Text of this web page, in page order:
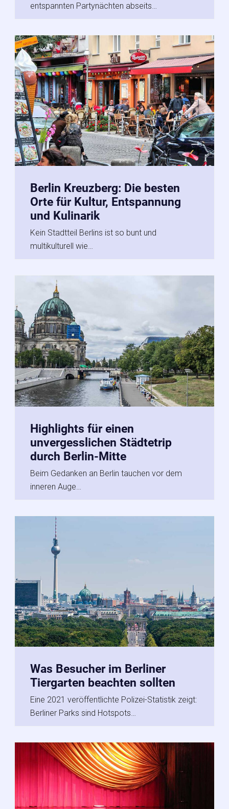
entspannten Partynächten abseits…
Berlin Kreuzberg: Die besten
Orte für Kultur, Entspannung
und Kulinarik
Kein Stadtteil Berlins ist so bunt und
multikulturell wie…
Highlights für einen
unvergesslichen Städtetrip
durch Berlin-Mitte
Beim Gedanken an Berlin tauchen vor dem
inneren Auge…
Was Besucher im Berliner
Tiergarten beachten sollten
Eine 2021 veröffentlichte Polizei-Statistik zeigt:
Berliner Parks sind Hotspots…